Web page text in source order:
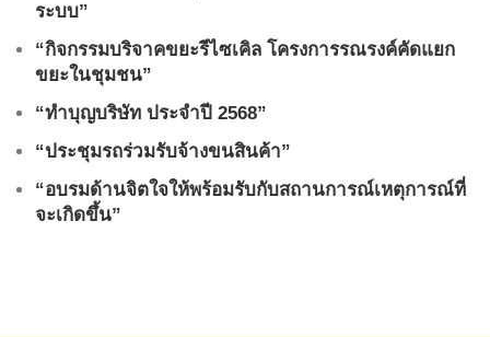
ระบบ”
“กิจกรรมบริจาคขยะรีไซเคิล โครงการรณรงค์คัดแยก
ขยะในชุมชน”
“ทำบุญบริษัท ประจำปี 2568”
“ประชุมรถร่วมรับจ้างขนสินค้า”
“อบรมด้านจิตใจให้พร้อมรับกับสถานการณ์เหตุการณ์ที่
จะเกิดขึ้น”